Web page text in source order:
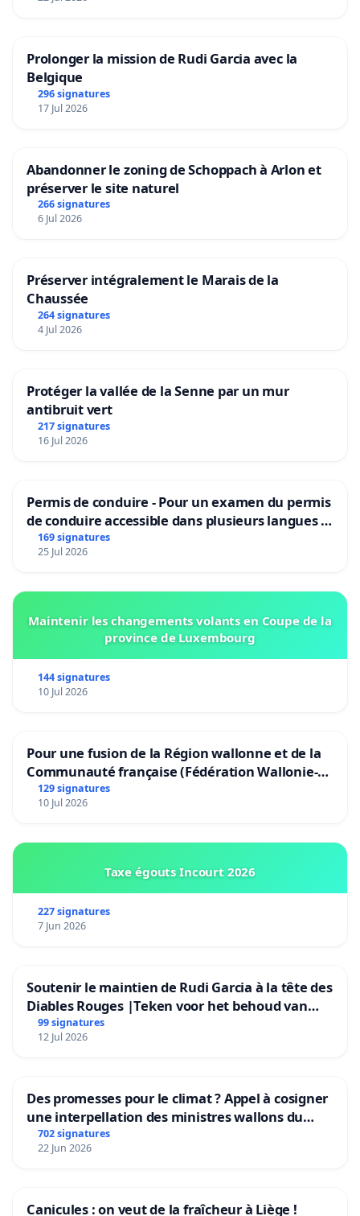
Prolonger la mission de Rudi Garcia avec la
Belgique
296 signatures
17 Jul 2026
Abandonner le zoning de Schoppach à Arlon et
préserver le site naturel
266 signatures
6 Jul 2026
Préserver intégralement le Marais de la
Chaussée
264 signatures
4 Jul 2026
Protéger la vallée de la Senne par un mur
antibruit vert
217 signatures
16 Jul 2026
Permis de conduire - Pour un examen du permis
de conduire accessible dans plusieurs langues à
Bruxelles
169 signatures
25 Jul 2026
Maintenir les changements volants en Coupe de la
province de Luxembourg
144 signatures
10 Jul 2026
Pour une fusion de la Région wallonne et de la
Communauté française (Fédération Wallonie-
Bruxelles)
129 signatures
10 Jul 2026
Taxe égouts Incourt 2026
227 signatures
7 Jun 2026
Soutenir le maintien de Rudi Garcia à la tête des
Diables Rouges |Teken voor het behoud van
Rudi Garcia als bondscoach
99 signatures
12 Jul 2026
Des promesses pour le climat ? Appel à cosigner
une interpellation des ministres wallons du
climat et de l’environnement.
702 signatures
22 Jun 2026
Canicules : on veut de la fraîcheur à Liège !